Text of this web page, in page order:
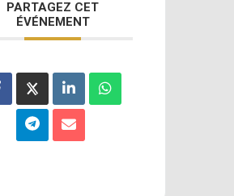
PARTAGEZ CET
ÉVÉNEMENT